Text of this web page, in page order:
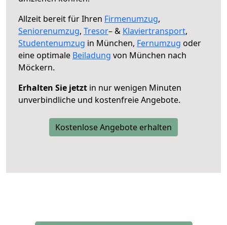
Allzeit bereit für Ihren Firmenumzug,
Seniorenumzug, Tresor– & Klaviertransport,
Studentenumzug in München, Fernumzug oder
eine optimale Beiladung von München nach
Möckern.
Erhalten Sie jetzt in nur wenigen Minuten
unverbindliche und kostenfreie Angebote.
Kostenlose Angebote erhalten